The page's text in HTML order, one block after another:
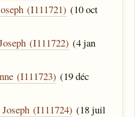
(I111721) (10 oct
(I111722) (4 jan
(I111723) (19 déc
(I111724) (18 juil